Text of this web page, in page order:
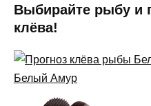
Выбирайте рыбу и
клёва!
Белый Амур